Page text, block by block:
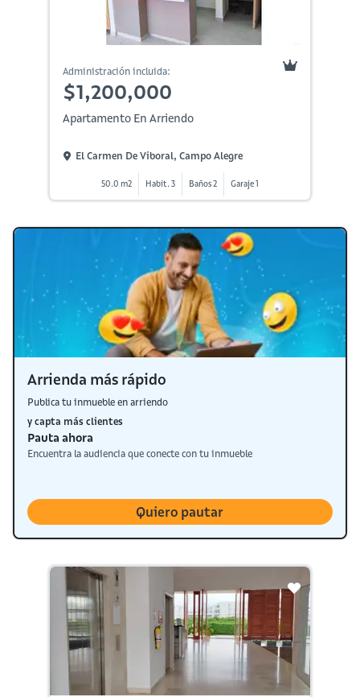
Administración incluida:
$1,200,000
Apartamento En Arriendo
El Carmen De Viboral, Campo Alegre
50.0 m2 Habit. 3 Baños 2 Garaje 1
Arrienda más rápido
Publica tu inmueble en arriendo
y capta más clientes
Pauta ahora
Encuentra la audiencia que conecte con tu inmueble
Quiero pautar